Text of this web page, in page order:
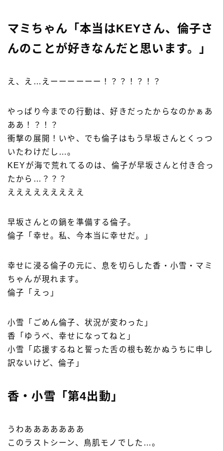
マミちゃん「本当はKEYさん、倫子さ
んのことが好きなんだと思います。」
え、え…えーーーーーー！？？！？！？
やっぱり今までの行動は、好きだったからなのかぁあ
ああ！？！？
衝撃の展開！いや、でも倫子はもう早坂さんとくっつ
いたわけだし…。
KEYが海で荒れてるのは、倫子が早坂さんと付き合っ
たから…？？？
えええええええええ
早坂さんとの鍋を準備する倫子。
倫子「幸せ。私、今本当に幸せだ。」
幸せに浸る倫子の元に、息を切らした香・小雪・マミ
ちゃんが現れます。
倫子「えっ」
小雪「ごめん倫子、状況が変わった」
香「ゆうべ、幸せになってねと」
小雪「応援するねと誓った舌の根も乾かぬうちに申し
訳ないけど、倫子」
香・小雪「第4出動」
うわあああああああ
このラストシーン、鳥肌モノでした…。